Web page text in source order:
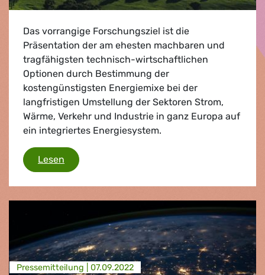
Das vorrangige Forschungsziel ist die
Präsentation der am ehesten machbaren und
tragfähigsten technisch-wirtschaftlichen
Optionen durch Bestimmung der
kostengünstigsten Energiemixe bei der
langfristigen Umstellung der Sektoren Strom,
Wärme, Verkehr und Industrie in ganz Europa auf
ein integriertes Energiesystem.
Lesen Beschleunigung der Umstellung auf
Presse­mitteilung | 07.09.2022